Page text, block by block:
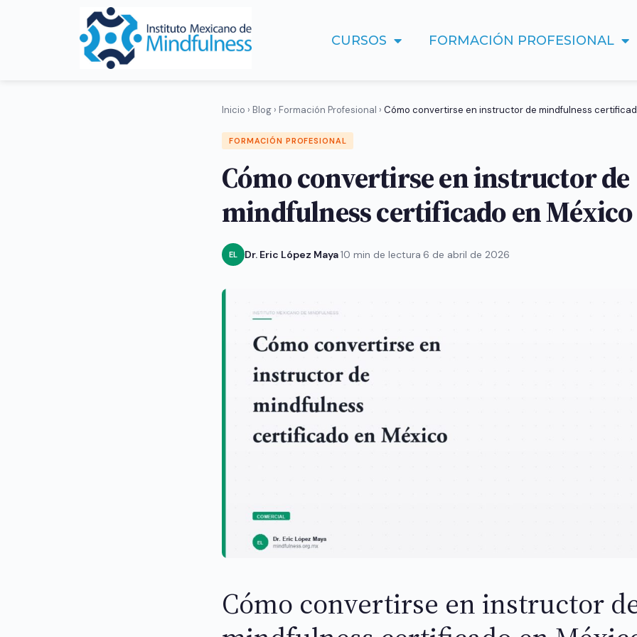
CURSOS FORMACIÓN PROFESIONAL
Inicio › Blog › Formación Profesional › Cómo convertirse en instructor de mindfulness
FORMACIÓN PROFESIONAL
Cómo convertirse en instructor de
mindfulness certificado en México
EL Dr. Eric López Maya10 min de lectura 6 de abril de 2026
Cómo convertirse en instructor